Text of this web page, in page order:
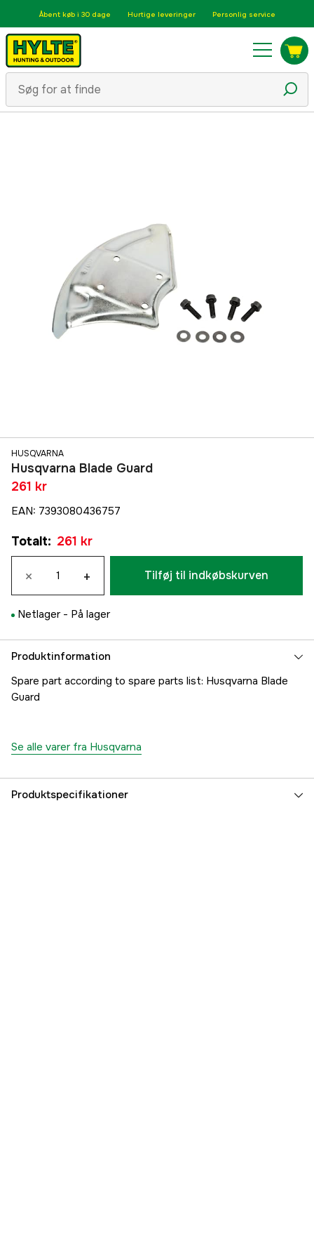
Åbent køb i 30 dage Hurtige leveringer Personlig service
HUSQVARNA
Husqvarna Blade Guard
261 kr
EAN: 7393080436757
Totalt: 261 kr
× + Tilføj til indkøbskurven
Netlager - På lager
Produktinformation
Spare part according to spare parts list: Husqvarna Blade
Guard
Se alle varer fra Husqvarna
Produktspecifikationer